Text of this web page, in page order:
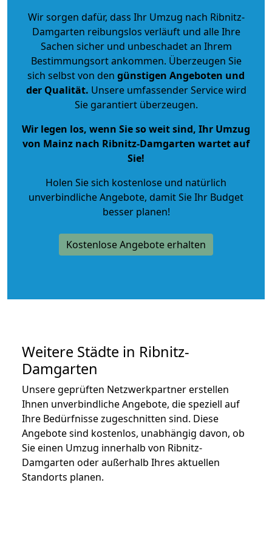
Wir sorgen dafür, dass Ihr Umzug nach Ribnitz-
Damgarten reibungslos verläuft und alle Ihre
Sachen sicher und unbeschadet an Ihrem
Bestimmungsort ankommen. Überzeugen Sie
sich selbst von den günstigen Angeboten und
der Qualität. Unsere umfassender Service wird
Sie garantiert überzeugen.
Wir legen los, wenn Sie so weit sind, Ihr Umzug
von Mainz nach Ribnitz-Damgarten wartet auf
Sie!
Holen Sie sich kostenlose und natürlich
unverbindliche Angebote, damit Sie Ihr Budget
besser planen!
Kostenlose Angebote erhalten
Weitere Städte in Ribnitz-
Damgarten
Unsere geprüften Netzwerkpartner erstellen
Ihnen unverbindliche Angebote, die speziell auf
Ihre Bedürfnisse zugeschnitten sind. Diese
Angebote sind kostenlos, unabhängig davon, ob
Sie einen Umzug innerhalb von Ribnitz-
Damgarten oder außerhalb Ihres aktuellen
Standorts planen.